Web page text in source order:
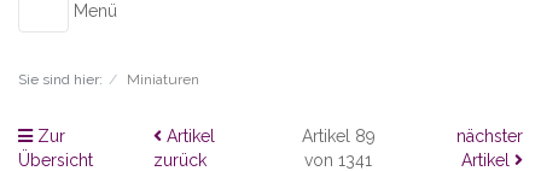
Menü
Sie sind hier: Miniaturen
Zur
Übersicht
Artikel
zurück
Artikel 89
von 1341
nächster
Artikel